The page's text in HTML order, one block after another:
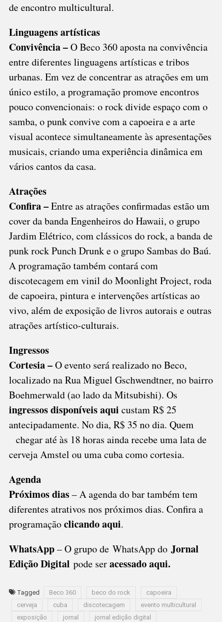
de encontro multicultural.
Linguagens artísticas
Convivência –O Beco 360 aposta na convivência
entre diferentes linguagens artísticas e tribos
urbanas. Em vez de concentrar as atrações em um
único estilo, a programação promove encontros
pouco convencionais: o rock divide espaço com o
samba, o punk convive com a capoeira e a arte
visual acontece simultaneamente às apresentações
musicais, criando uma experiência dinâmica em
vários cantos da casa.
Atrações
Confira –Entre as atrações confirmadas estão um
cover da banda Engenheiros do Hawaii, o grupo
Jardim Elétrico, com clássicos do rock, a banda de
punk rock Punch Drunk e o grupo Sambas do Baú.
A programação também contará com
discotecagem em vinil do Moonlight Project, roda
de capoeira, pintura e intervenções artísticas ao
vivo, além de exposição de livros autorais e outras
atrações artístico-culturais.
Ingressos
Cortesia –O evento será realizado no Beco,
localizado na Rua Miguel Gschwendtner, no bairro
Boehmerwald (ao lado da Mitsubishi). Os
ingressos disponíveis aqui custam R$ 25
antecipadamente. No dia, R$ 35 no dia. Quem
chegar até às 18 horas ainda recebe uma lata de
cerveja Amstel ou uma cuba como cortesia.
Agenda
Próximos dias– A agenda do bar também tem
diferentes atrativos nos próximos dias. Confira a
programaçãoclicando aqui.
WhatsApp– O grupo de WhatsApp do Jornal
Edição Digital pode seracessado aqui.
Tagged Beco 360 beco do rock
capoeira
cerveja
cuba discotecagem
evento multicultural
exposição
jornal jornal edição digital